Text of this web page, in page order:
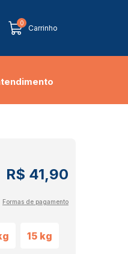
0
Carrinho
R$ 41,90
Formas de pagamento
15 kg